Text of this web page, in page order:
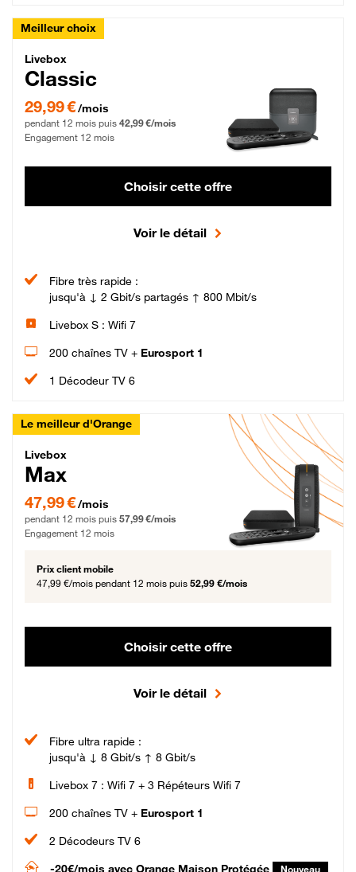
Meilleur choix
Livebox Classic Fibre
Livebox
Classic
29,99 € par mois pendant 12 mois puis 42,99 € par mois, Engagement 12 mois
29,99 €/mois
pendant 12 mois puis 42,99 €/mois
Engagement 12 mois
Choisir cette offre
Voir le détail
Fibre très rapide :
jusqu'à ↓ 2 Gbit/s partagés ↑ 800 Mbit/s
Livebox S : Wifi 7
200 chaînes TV + Eurosport 1
1 Décodeur TV 6
Le meilleur d'Orange
Livebox Max Fibre
Livebox
Max
47,99 € par mois pendant 12 mois puis 57,99 € par mois, Engagement 12 mois
47,99 €/mois
pendant 12 mois puis 57,99 €/mois
Engagement 12 mois
Prix client mobile
47,99 €/mois pendant 12 mois puis 52,99 €/mois
Choisir cette offre
Voir le détail
Fibre ultra rapide :
jusqu'à ↓ 8 Gbit/s ↑ 8 Gbit/s
Livebox 7 : Wifi 7 + 3 Répéteurs Wifi 7
200 chaînes TV + Eurosport 1
2 Décodeurs TV 6
-20€/mois avec Orange Maison Protégée Nouveau